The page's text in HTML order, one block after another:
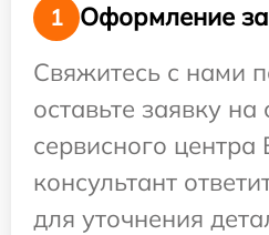
1
Оформление
Свяжитесь с нами
оставьте заявку на
сервисного
консультант
для уточнения